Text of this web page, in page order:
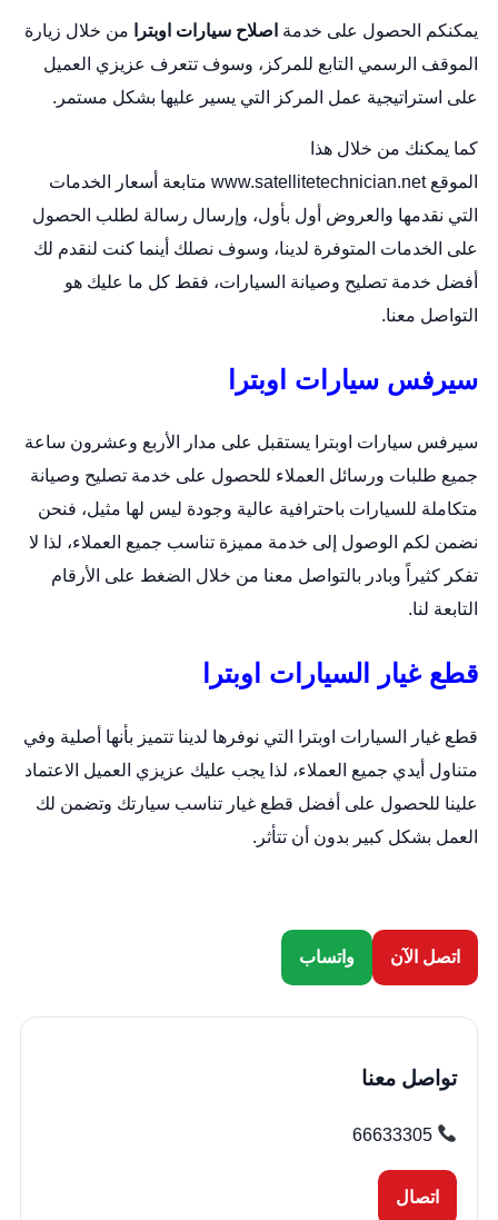
يمكنكم الحصول على خدمة اصلاح سيارات اوبترا
من خلال زيارة
الموقف الرسمي التابع للمركز، وسوف تتعرف عزيزي العميل
على استراتيجية عمل المركز التي يسير عليها بشكل مستمر.
كما يمكنك من خلال هذا
الموقعwww.satellitetechnician.netمتابعة أسعار الخدمات
التي نقدمها والعروض أول بأول، وإرسال رسالة لطلب الحصول
على الخدمات المتوفرة لدينا، وسوف نصلك أينما كنت لنقدم لك
أفضل خدمة تصليح وصيانة السيارات، فقط كل ما عليك هو
التواصل معنا.
سيرفس سيارات اوبترا
سيرفس سيارات اوبترا يستقبل على مدار الأربع وعشرون ساعة
جميع طلبات ورسائل العملاء للحصول على خدمة تصليح وصيانة
متكاملة للسيارات باحترافية عالية وجودة ليس لها مثيل، فنحن
نضمن لكم الوصول إلى خدمة مميزة تناسب جميع العملاء، لذا لا
تفكر كثيراً وبادر بالتواصل معنا من خلال الضغط على الأرقام
التابعة لنا.
قطع غيار السيارات اوبترا
قطع غيار السيارات اوبترا التي نوفرها لدينا تتميز بأنها أصلية وفي
متناول أيدي جميع العملاء، لذا يجب عليك عزيزي العميل الاعتماد
علينا للحصول على أفضل قطع غيار تناسب سيارتك وتضمن لك
العمل بشكل كبير بدون أن تتأثر.
اتصل الآن واتساب
تواصل معنا
66633305
اتصال